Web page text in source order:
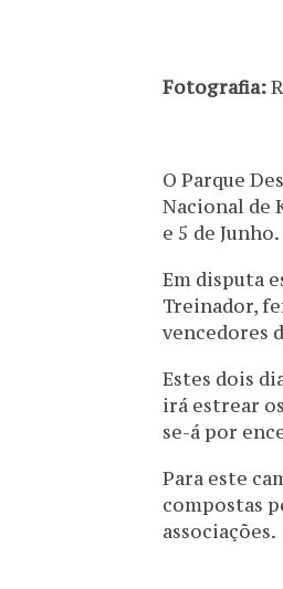
Fotografia:
O Parque
Nacional de
e 5 de Junho.
Em disputa
Treinador,
vencedores
Estes dois
irá estrear
se-á por
Para este
compostas
associações.